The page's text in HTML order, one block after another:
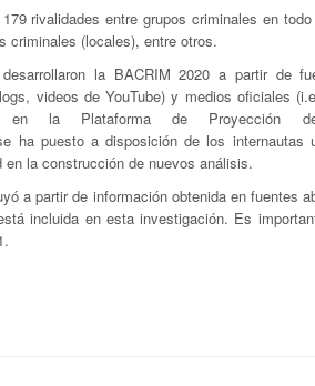
rivalidades entre grupos criminales en
criminales (locales), entre otros.
la BACRIM 2020 a partir de
videos de YouTube) y medios oficiales
en la Plataforma de Proyección
ha puesto a disposición de los internautas
la construcción de nuevos análisis.
a partir de información obtenida en fuentes
incluida en esta investigación. Es